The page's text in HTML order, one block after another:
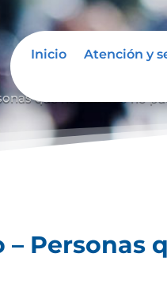
Inicio Atención y
que no saben o no
–